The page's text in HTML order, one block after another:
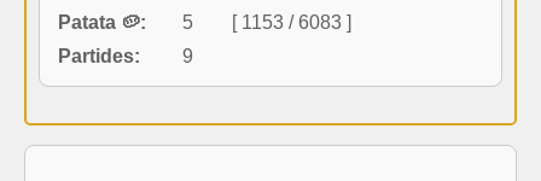
Patata 🥔:
5
[ 1153 / 6083 ]
Partides:
9